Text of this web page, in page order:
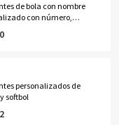
de bola con nombre
con número,
acrílico/béisbol/joyería
personalizados de
softbol